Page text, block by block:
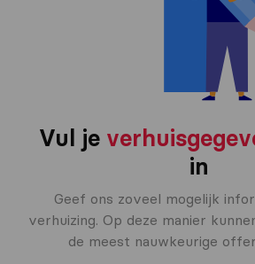
Vul je
in
Geef ons zoveel mogelijk
verhuizing. Op deze manier
de meest nauwkeurige